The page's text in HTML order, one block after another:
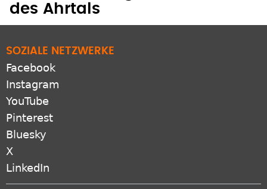
des Ahrtals
SOZIALE NETZWERKE
Facebook
Instagram
YouTube
Pinterest
Bluesky
X
LinkedIn